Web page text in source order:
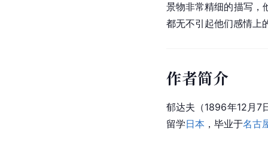
景物非常精细的描写，
都无不引起他们感情上
作者简介
郁达夫 （1896年12月
留学日本 ，毕业于名古